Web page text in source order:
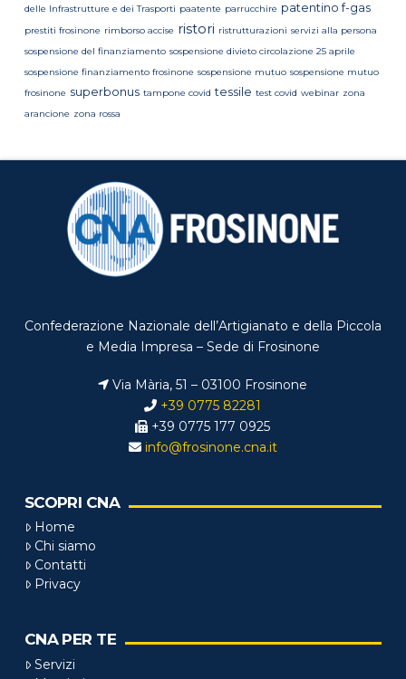
delle Infrastrutture e dei Trasporti paatente parrucchire patentino f-gas
prestiti frosinone rimborso accise ristori ristrutturazioni servizi alla persona
sospensione del finanziamento sospensione divieto circolazione 25 aprile
sospensione finanziamento frosinone sospensione mutuo sospensione mutuo
frosinone superbonus tampone covid tessile test covid webinar zona
arancione zona rossa
Confederazione Nazionale dell’Artigianato e della Piccola
e Media Impresa – Sede di Frosinone
Via Mària, 51 – 03100 Frosinone
+39 0775 82281
+39 0775 177 0925
info@frosinone.cna.it
SCOPRI CNA
Home
Chi siamo
Contatti
Privacy
CNA PER TE
Servizi